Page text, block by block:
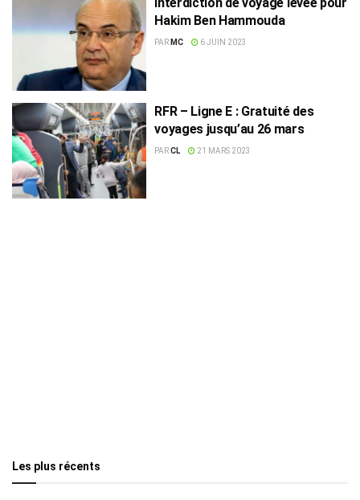
Hakim Ben Hammouda
PAR MC 6 JUIN 2023
RFR – Ligne E : Gratuité des
voyages jusqu’au 26 mars
PARCL 21 MARS 2023
Les plus récents